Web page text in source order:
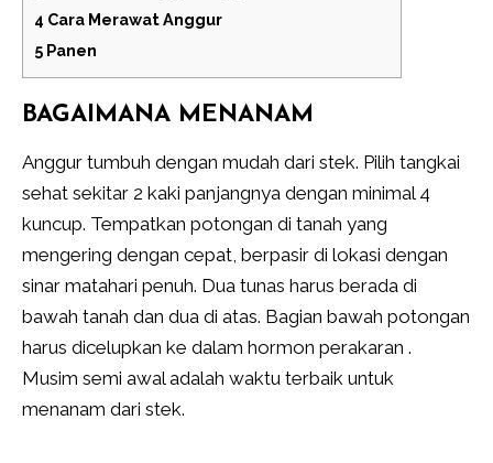
4 Cara Merawat Anggur
5 Panen
BAGAIMANA MENANAM
Anggur tumbuh dengan mudah dari stek. Pilih tangkai
sehat sekitar 2 kaki panjangnya dengan minimal 4
kuncup. Tempatkan potongan di tanah yang
mengering dengan cepat, berpasir di lokasi dengan
sinar matahari penuh. Dua tunas harus berada di
bawah tanah dan dua di atas. Bagian bawah potongan
harus dicelupkan ke dalam hormon perakaran .
Musim semi awal adalah waktu terbaik untuk
menanam dari stek.